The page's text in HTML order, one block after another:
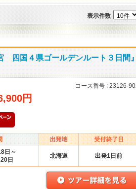
表示件数
四国４県ゴールデンルート３日間
コース番号 : 23126-
円
日～
日
北海道 出発1日前